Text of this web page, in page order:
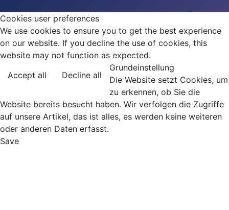
Cookies user preferences
We use cookies to ensure you to get the best experience
on our website. If you decline the use of cookies, this
website may not function as expected.
Accept all
Decline all
Grundeinstellung
Die Website setzt Cookies, um
zu erkennen, ob Sie die
Website bereits besucht haben. Wir verfolgen die Zugriffe
auf unsere Artikel, das ist alles, es werden keine weiteren
oder anderen Daten erfasst.
Save